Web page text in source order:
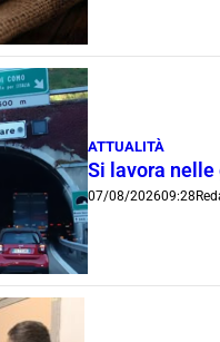
ATTUALITÀ
Si lavora
07/08/202609:28